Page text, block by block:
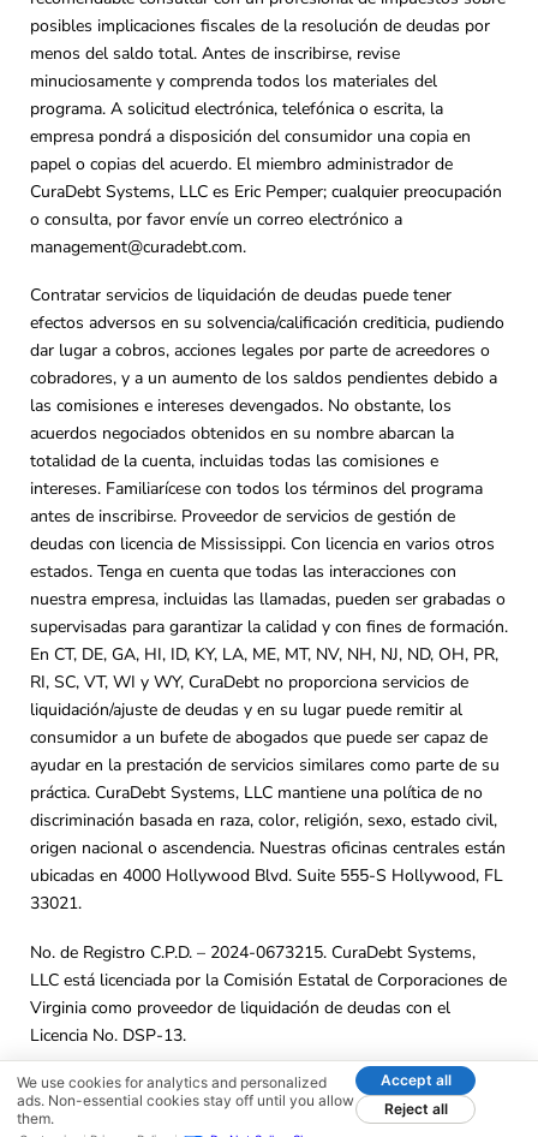
posibles implicaciones fiscales de la resolución de deudas por
menos del saldo total. Antes de inscribirse, revise
minuciosamente y comprenda todos los materiales del
programa. A solicitud electrónica, telefónica o escrita, la
empresa pondrá a disposición del consumidor una copia en
papel o copias del acuerdo. El miembro administrador de
CuraDebt Systems, LLC es Eric Pemper; cualquier preocupación
o consulta, por favor envíe un correo electrónico a
management@curadebt.com.
Contratar servicios de liquidación de deudas puede tener
efectos adversos en su solvencia/calificación crediticia, pudiendo
dar lugar a cobros, acciones legales por parte de acreedores o
cobradores, y a un aumento de los saldos pendientes debido a
las comisiones e intereses devengados. No obstante, los
acuerdos negociados obtenidos en su nombre abarcan la
totalidad de la cuenta, incluidas todas las comisiones e
intereses. Familiarícese con todos los términos del programa
antes de inscribirse. Proveedor de servicios de gestión de
deudas con licencia de Mississippi. Con licencia en varios otros
estados. Tenga en cuenta que todas las interacciones con
nuestra empresa, incluidas las llamadas, pueden ser grabadas o
supervisadas para garantizar la calidad y con fines de formación.
En CT, DE, GA, HI, ID, KY, LA, ME, MT, NV, NH, NJ, ND, OH, PR,
RI, SC, VT, WI y WY, CuraDebt no proporciona servicios de
liquidación/ajuste de deudas y en su lugar puede remitir al
consumidor a un bufete de abogados que puede ser capaz de
ayudar en la prestación de servicios similares como parte de su
práctica. CuraDebt Systems, LLC mantiene una política de no
discriminación basada en raza, color, religión, sexo, estado civil,
origen nacional o ascendencia. Nuestras oficinas centrales están
ubicadas en 4000 Hollywood Blvd. Suite 555-S Hollywood, FL
33021.
No. de Registro C.P.D. – 2024-0673215. CuraDebt Systems,
LLC está licenciada por la Comisión Estatal de Corporaciones de
Virginia como proveedor de liquidación de deudas con el
Licencia No. DSP-13.
© 2001 – 2026 CuraDebt Systems, LLC. Todos los Derechos
Reservados.
We use cookies for analytics and personalized
ads. Non-essential cookies stay off until you allow
them.
Accept all
Reject all